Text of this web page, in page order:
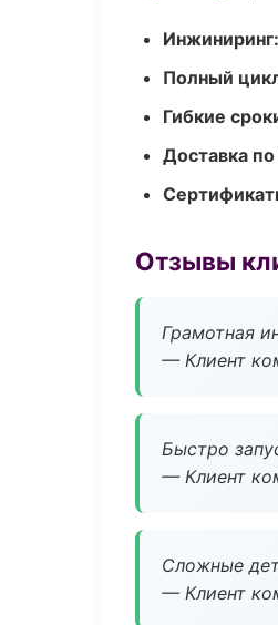
Полный
Гибкие
Доставка
Отзывы
Грамотная
— Клиент
Быстро
— Клиент
Сложные
— Клиент